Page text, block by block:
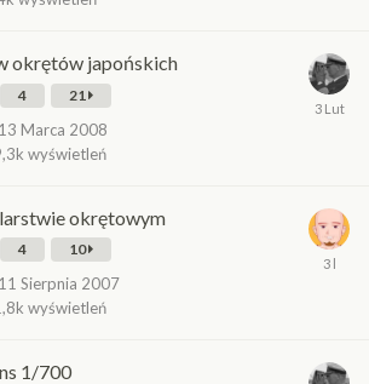
okrętów japońskich
4 21
13 Marca 2008
wyświetleń
okrętowym
4 10
11 Sierpnia 2007
wyświetleń
1/700